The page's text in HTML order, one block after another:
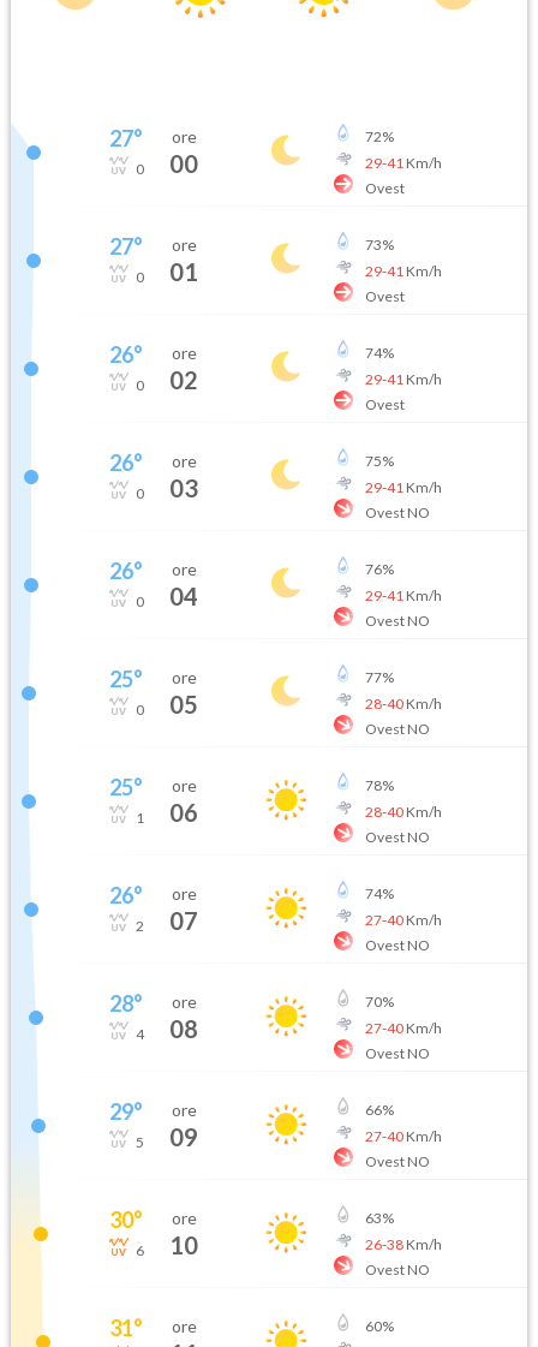
27°
0
ore
00
72%
29-41 Km/h
Ovest
27°
0
ore
01
73%
29-41 Km/h
Ovest
26°
0
ore
02
74%
29-41 Km/h
Ovest
26°
0
ore
03
75%
29-41 Km/h
Ovest NO
26°
0
ore
04
76%
29-41 Km/h
Ovest NO
25°
0
ore
05
77%
28-40Km/h
Ovest NO
25°
1
ore
06
78%
28-40Km/h
Ovest NO
26°
2
ore
07
74%
27-40Km/h
Ovest NO
28°
4
ore
08
70%
27-40Km/h
Ovest NO
29°
5
ore
09
66%
27-40Km/h
Ovest NO
30°
6
ore
10
63%
26-38Km/h
Ovest NO
31° ore 60%